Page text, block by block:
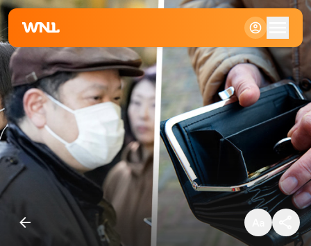
Standaard
Groot